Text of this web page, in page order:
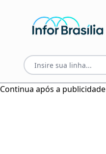
Continua após a publicidade